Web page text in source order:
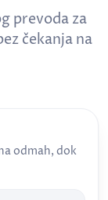
prevoda za
čekanja na
odmah, dok